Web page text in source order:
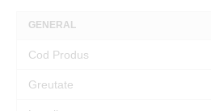
GENERAL
Cod Produs
Greutate